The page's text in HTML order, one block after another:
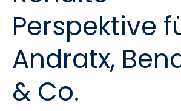
Perspektive
Andratx,
& Co.